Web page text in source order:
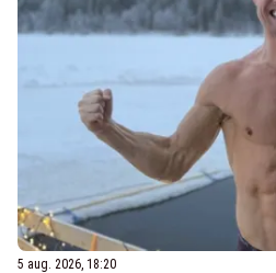
5 aug. 2026, 18:20